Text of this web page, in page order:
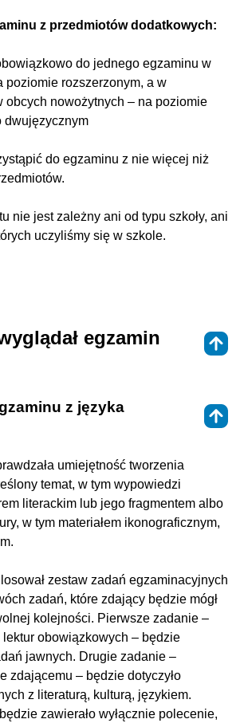
z przedmiotów dodatkowych:
do jednego egzaminu w
poziomie rozszerzonym, a w
obcych nowożytnych – na poziomie
dwujęzycznym
do egzaminu z nie więcej niż
nie jest zależny ani od typu szkoły, ani
uczyliśmy się w szkole.
egzamin
z języka
umiejętność tworzenia
temat, w tym wypowiedzi
literackim lub jego fragmentem albo
w tym materiałem ikonograficznym,
zestaw zadań egzaminacyjnych
zadań, które zdający będzie mógł
kolejności. ‎Pierwsze zadanie –
obowiązkowych – będzie
jawnych. Drugie zadanie –
zdającemu – będzie dotyczyło
z literaturą, kulturą, językiem.
zawierało wyłącznie polecenie,